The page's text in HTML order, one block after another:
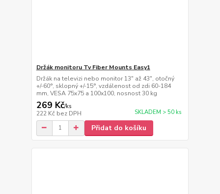
Držák monitoru Tv Fiber Mounts Easy1
Držák na televizi nebo monitor 13" až 43", otočný
+/-60°, sklopný +/-15°, vzdálenost od zdi 60-184
mm, VESA 75x75 a 100x100, nosnost 30 kg
269 Kč/ks
222 Kč bez DPH SKLADEM > 50 ks
Přidat do košíku